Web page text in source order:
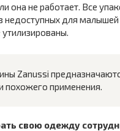
она не работает. Все
для малышей
Zanussi
похожего применения.
свою одежду